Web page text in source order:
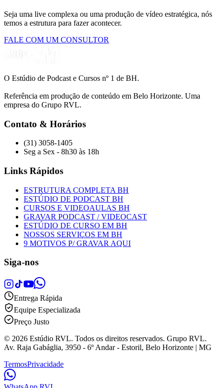
Seja uma live complexa ou uma produção de vídeo estratégica, nós
temos a estrutura para fazer acontecer.
FALE COM UM CONSULTOR
O Estúdio de Podcast e Cursos nº 1 de BH.
Referência em produção de conteúdo em Belo Horizonte. Uma
empresa do Grupo RVL.
Contato & Horários
(31) 3058-1405
Seg a Sex - 8h30 às 18h
Links Rápidos
ESTRUTURA COMPLETA BH
ESTÚDIO DE PODCAST BH
CURSOS E VIDEOAULAS BH
GRAVAR PODCAST / VIDEOCAST
ESTÚDIO DE CURSO EM BH
NOSSOS SERVIÇOS EM BH
9 MOTIVOS P/ GRAVAR AQUI
Siga-nos
Entrega Rápida
Equipe Especializada
Preço Justo
© 2026 Estúdio RVL. Todos os direitos reservados. Grupo RVL.
Av. Raja Gabáglia, 3950 - 6º Andar - Estoril, Belo Horizonte | MG
TermosPrivacidade